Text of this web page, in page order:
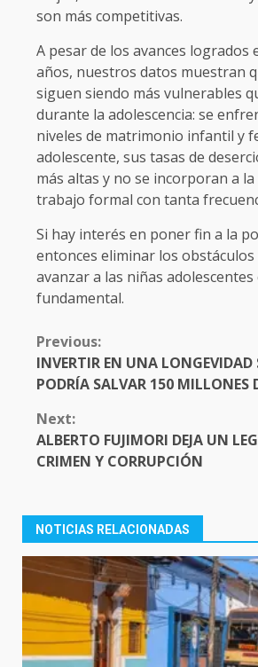
son más competitivas.
A pesar de los avances logrados
años, nuestros datos muestran
siguen siendo más vulnerables
durante la adolescencia: se
niveles de matrimonio infantil y
adolescente, sus tasas de
más altas y no se incorporan a
trabajo formal con tanta
Si hay interés en poner fin a la
entonces eliminar los
avanzar a las niñas
fundamental.
CONTINUE
READING
Previous:
INVERTIR EN UNA LONGEVIDAD
PODRÍA SALVAR 150 MILLONES
Next:
ALBERTO FUJIMORI DEJA UN
CRIMEN Y CORRUPCIÓN
NOTICIAS RELACIONADAS